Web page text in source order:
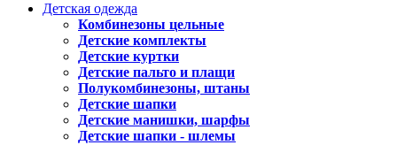
Детская одежда
Комбинезоны цельные
Детские комплекты
Детские куртки
Детские пальто и плащи
Полукомбинезоны, штаны
Детские шапки
Детские манишки, шарфы
Детские шапки - шлемы